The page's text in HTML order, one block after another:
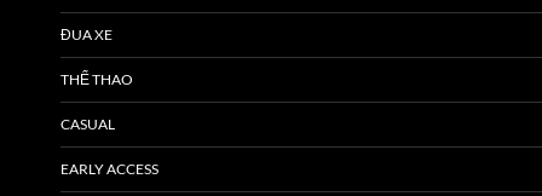
ĐUA XE
THỂ THAO
CASUAL
EARLY ACCESS